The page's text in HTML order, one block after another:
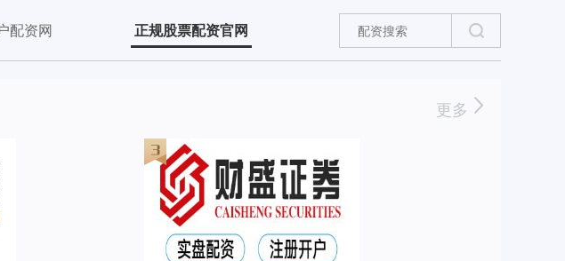
配资网 正规股票配资官网
更多